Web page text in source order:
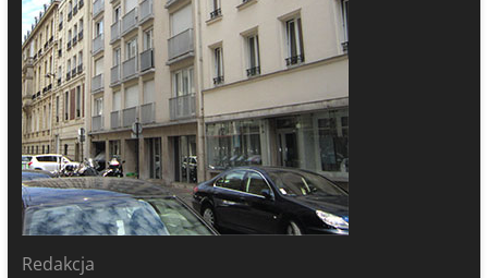
Redakcja